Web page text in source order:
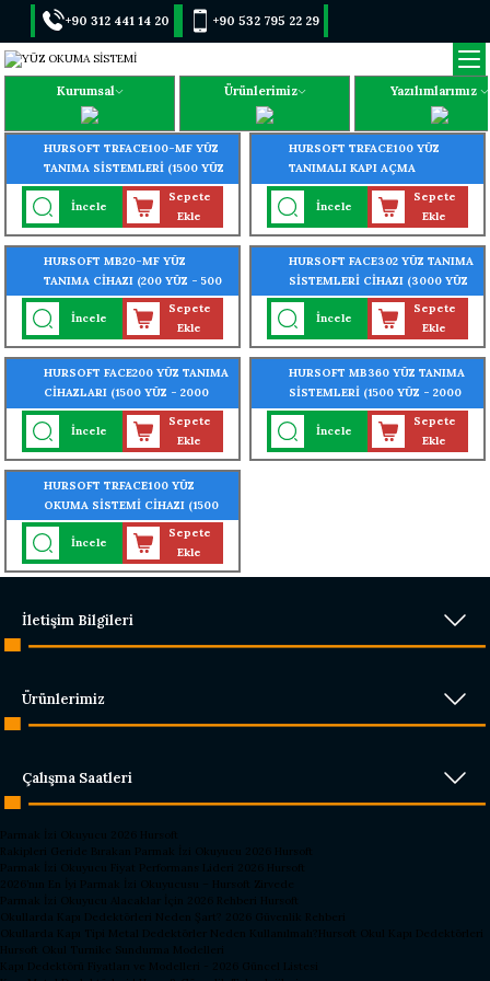
+90 312 441 14 20 +90 532 795 22 29
Kurumsal Ürünlerimiz Yazılımlarımız
HURSOFT TRFACE100-MF YÜZ
TANIMA SİSTEMLERİ (1500 YÜZ
- 2000 PARMAK - 2000 KART
OKUMA ÖZELLİĞİ)
İncele
Sepete
Ekle
HURSOFT TRFACE100 YÜZ
TANIMALI KAPI AÇMA
SİSTEMLERİ(1500 YÜZ TANIMA
ÖZELLİĞİ)
İncele
Sepete
Ekle
HURSOFT MB20-MF YÜZ
TANIMA CİHAZI (200 YÜZ - 500
PARMAK-1000 KART TANIMA
ÖZELLİĞİ)
İncele
Sepete
Ekle
HURSOFT FACE302 YÜZ TANIMA
SİSTEMLERİ CİHAZI (3000 YÜZ
- 4000 PARMAK OKUMA
ÖZELLİĞİ)
İncele
Sepete
Ekle
HURSOFT FACE200 YÜZ TANIMA
CİHAZLARI (1500 YÜZ - 2000
KART OKUMA ÖZELLİĞİ)
İncele
Sepete
Ekle
HURSOFT MB360 YÜZ TANIMA
SİSTEMLERİ (1500 YÜZ - 2000
PARMAK İZİ - 2000 KART
OKUMA ÖZELLİĞİ)
İncele
Sepete
Ekle
HURSOFT TRFACE100 YÜZ
OKUMA SİSTEMİ CİHAZI (1500
YÜZ - 2000 PARMAK - 2000
KART OKUMA ÖZELLİĞİ)
İncele
Sepete
Ekle
İletişim Bilgileri
Ürünlerimiz
Çalışma Saatleri
Parmak İzi Okuyucu 2026 Hursoft
Rakipleri Geride Bırakan Parmak İzi Okuyucu 2026 Hursoft
Parmak İzi Okuyucu Fiyat Performans Lideri 2026 Hursoft
2026’nın En İyi Parmak İzi Okuyucusu – Hursoft Zirvede
Parmak İzi Okuyucu Alacaklar İçin 2026 Rehberi Hursoft
Okullarda Kapı Dedektörleri Neden Şart? 2026 Güvenlik Rehberi
Okullarda Kapı Tipi Metal Dedektörler Neden Kullanılmalı?Hursoft Okul Kapı Dedektörleri
Hursoft Okul Turnike Sundurma Modelleri
Kapı Dedektörü Fiyatları ve Modelleri - 2026 Güncel Listesi